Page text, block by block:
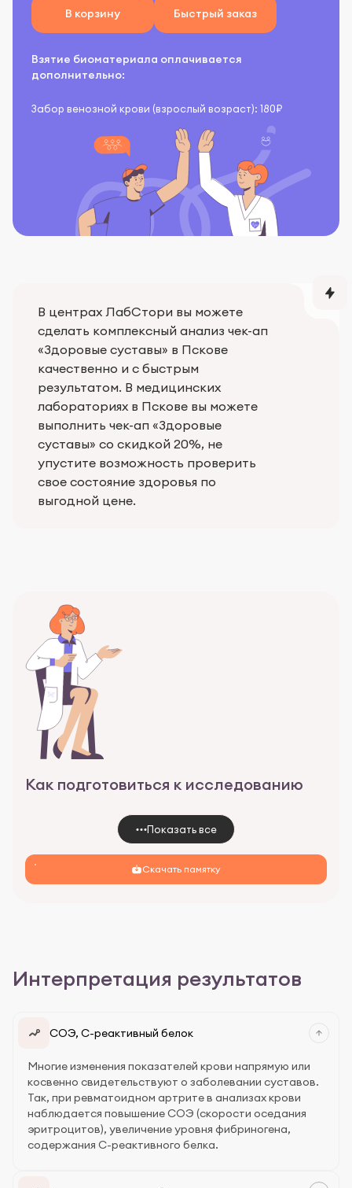
В корзину Быстрый заказ
Взятие биоматериала оплачивается
дополнительно:
Забор венозной крови (взрослый возраст): 180₽
В центрах ЛабСтори вы можете
сделать комплексный анализ чек-ап
«Здоровые суставы» в Пскове
качественно и с быстрым
результатом. В медицинских
лабораториях в Пскове вы можете
выполнить чек-ап «Здоровые
суставы» со скидкой 20%, не
упустите возможность проверить
свое состояние здоровья по
выгодной цене.
Как подготовиться к исследованию
Показать все
Скачать памятку
Интерпретация результатов
СОЭ, С-реактивный белок
Многие изменения показателей крови напрямую или
косвенно свидетельствуют о заболевании суставов.
Так, при ревматоидном артрите в анализах крови
наблюдается повышение СОЭ (скорости оседания
эритроцитов), увеличение уровня фибриногена,
содержания С-реактивного белка.